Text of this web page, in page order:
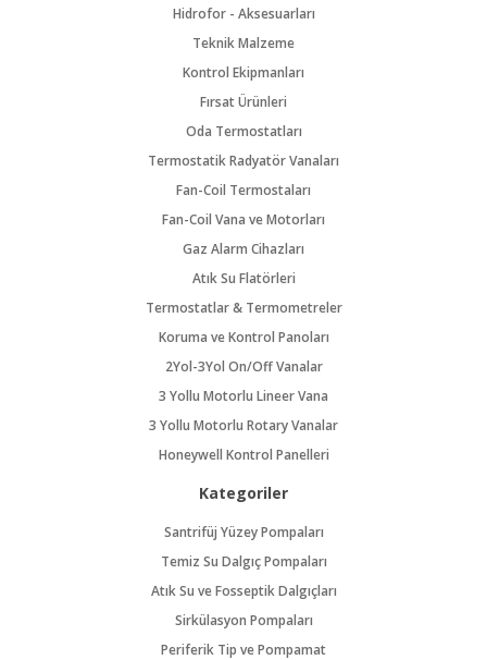
Hidrofor - Aksesuarları
Teknik Malzeme
Kontrol Ekipmanları
Fırsat Ürünleri
Oda Termostatları
Termostatik Radyatör Vanaları
Fan-Coil Termostaları
Fan-Coil Vana ve Motorları
Gaz Alarm Cihazları
Atık Su Flatörleri
Termostatlar & Termometreler
Koruma ve Kontrol Panoları
2Yol-3Yol On/Off Vanalar
3 Yollu Motorlu Lineer Vana
3 Yollu Motorlu Rotary Vanalar
Honeywell Kontrol Panelleri
Kategoriler
Santrifüj Yüzey Pompaları
Temiz Su Dalgıç Pompaları
Atık Su ve Fosseptik Dalgıçları
Sirkülasyon Pompaları
Periferik Tip ve Pompamat